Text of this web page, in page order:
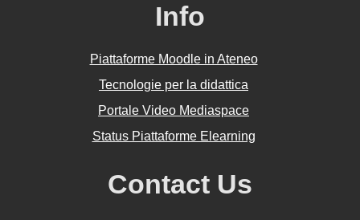
Info
Piattaforme Moodle in Ateneo
Tecnologie per la didattica
Portale Video Mediaspace
Status Piattaforme Elearning
Contact Us